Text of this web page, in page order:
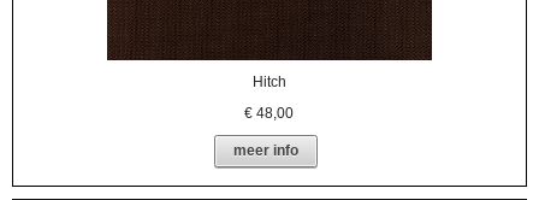
Hitch
€48,00
meer info